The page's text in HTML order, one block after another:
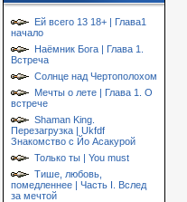
Ей всего 13 18+ | Глава1
начало
Наёмник Бога | Глава 1.
Встреча
Солнце над Чертополохом
Мечты о лете | Глава 1. О
встрече
Shaman King.
Перезагрузка | Ukfdf
Знакомство с Йо Асакурой
Только ты | You must
Тише, любовь,
помедленнее | Часть I. Вслед
за мечтой